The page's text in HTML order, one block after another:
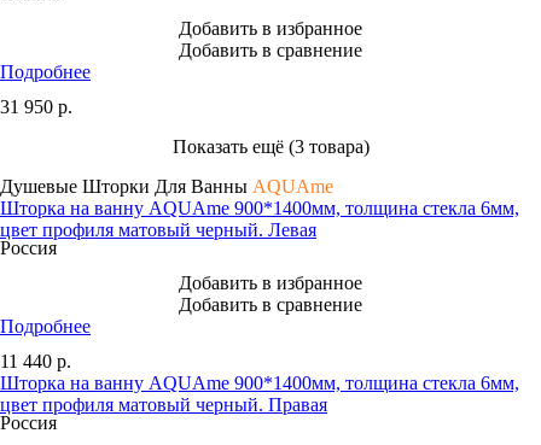
Добавить в избранное
Добавить в сравнение
Подробнее
31 950 р.
Показать ещё (3 товара)
Душевые Шторки Для Ванны AQUAme
Шторка на ванну AQUAme 900*1400мм, толщина стекла 6мм,
цвет профиля матовый черный. Левая
Россия
Добавить в избранное
Добавить в сравнение
Подробнее
11 440 р.
Шторка на ванну AQUAme 900*1400мм, толщина стекла 6мм,
цвет профиля матовый черный. Правая
Россия